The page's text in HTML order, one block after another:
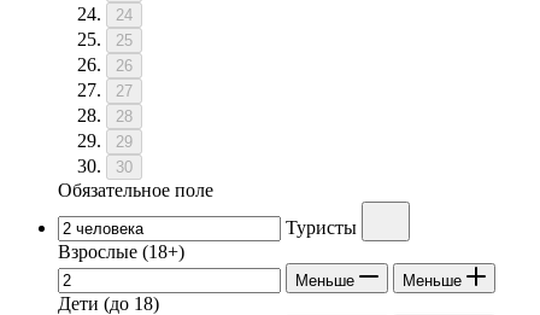
24
25
26
27
28
29
30
Обязательное поле
Туристы
Взрослые (18+)
Меньше Меньше
Дети (до 18)